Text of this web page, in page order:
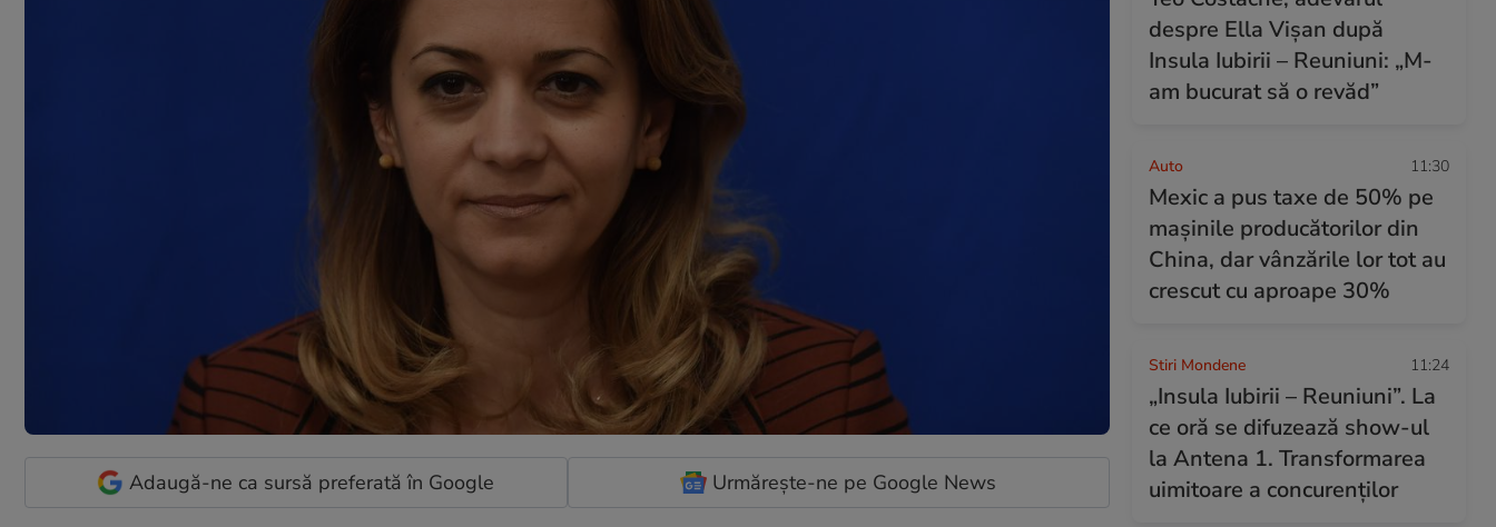
Adaugă-ne ca sursă preferată în Google Urmărește-ne pe Google News
despre Ella Vișan după
Insula Iubirii – Reuniuni: „M-
am bucurat să o revăd”
Auto 11:30
Mexic a pus taxe de 50% pe
mașinile producătorilor din
China, dar vânzările lor tot au
crescut cu aproape 30%
Stiri Mondene 11:24
„Insula Iubirii – Reuniuni”. La
ce oră se difuzează show-ul
la Antena 1. Transformarea
uimitoare a concurenților